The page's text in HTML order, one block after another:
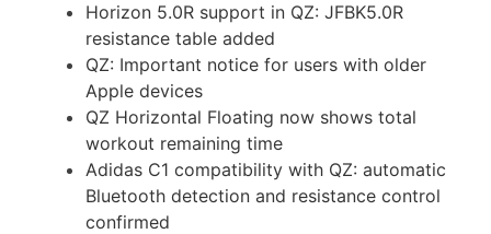
Horizon 5.0R support in QZ: JFBK5.0R
resistance table added
QZ: Important notice for users with older
Apple devices
QZ Horizontal Floating now shows total
workout remaining time
Adidas C1 compatibility with QZ: automatic
Bluetooth detection and resistance control
confirmed